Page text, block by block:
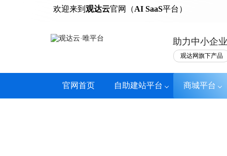
欢迎来到 观达云官网（AI SaaS平台）
助力中小企
官网首页 自助建站平台 商城平台
观达网旗下产品